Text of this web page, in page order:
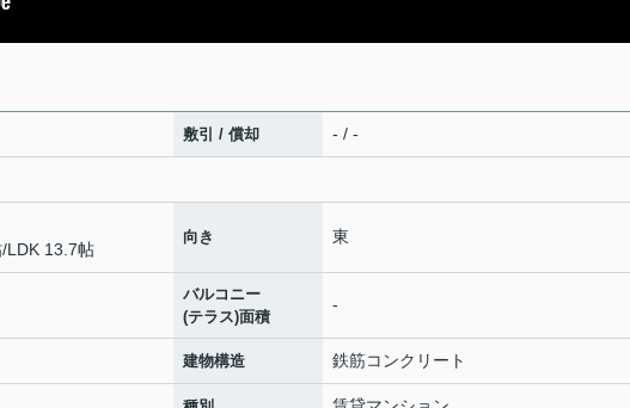
敷引 / 償却 - / -
/LDK 13.7帖
向き 東
バルコニー
(テラス)面積
-
建物構造 鉄筋コンクリート